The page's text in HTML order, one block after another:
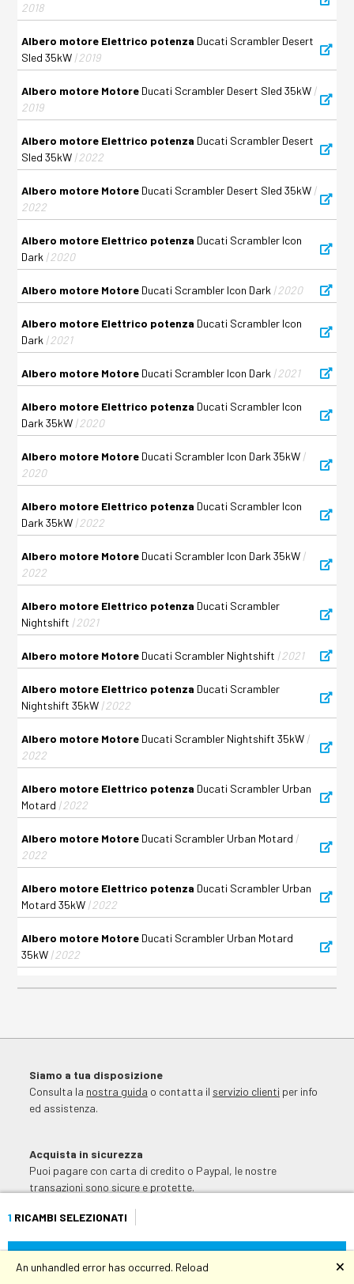
2018
Albero motore Elettrico potenza Ducati Scrambler Desert
Sled 35kW | 2019
Albero motore Motore Ducati Scrambler Desert Sled 35kW |
2019
Albero motore Elettrico potenza Ducati Scrambler Desert
Sled 35kW | 2022
Albero motore Motore Ducati Scrambler Desert Sled 35kW |
2022
Albero motore Elettrico potenza Ducati Scrambler Icon
Dark | 2020
Albero motore Motore Ducati Scrambler Icon Dark | 2020
Albero motore Elettrico potenza Ducati Scrambler Icon
Dark | 2021
Albero motore Motore Ducati Scrambler Icon Dark | 2021
Albero motore Elettrico potenza Ducati Scrambler Icon
Dark 35kW | 2020
Albero motore Motore Ducati Scrambler Icon Dark 35kW |
2020
Albero motore Elettrico potenza Ducati Scrambler Icon
Dark 35kW | 2022
Albero motore Motore Ducati Scrambler Icon Dark 35kW |
2022
Albero motore Elettrico potenza Ducati Scrambler
Nightshift | 2021
Albero motore Motore Ducati Scrambler Nightshift | 2021
Albero motore Elettrico potenza Ducati Scrambler
Nightshift 35kW | 2022
Albero motore Motore Ducati Scrambler Nightshift 35kW |
2022
Albero motore Elettrico potenza Ducati Scrambler Urban
Motard | 2022
Albero motore Motore Ducati Scrambler Urban Motard |
2022
Albero motore Elettrico potenza Ducati Scrambler Urban
Motard 35kW | 2022
Albero motore Motore Ducati Scrambler Urban Motard
35kW | 2022
1 RICAMBI SELEZIONATI
Siamo a tua disposizione
Consulta la nostra guida o contatta il servizio clienti per info
ed assistenza.
Acquista in sicurezza
Puoi pagare con carta di credito o Paypal, le nostre
transazioni sono sicure e protette.
Rete di vendita ufficiale
An unhandled error has occurred. Reload 🗙